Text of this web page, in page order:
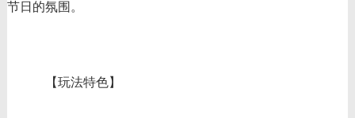
节日的氛围。
【玩法特色】